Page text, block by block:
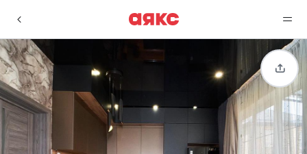
г. Краснодар
Избранное
0 объявлений
Сравнение
0 объявлений